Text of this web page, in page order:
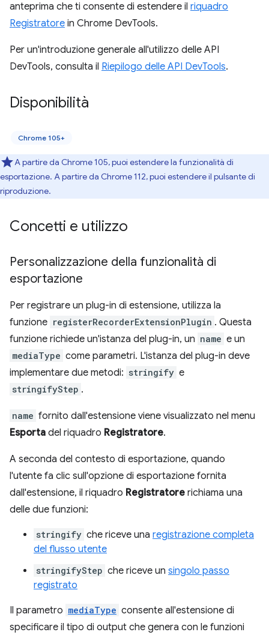
anteprima che ti consente di estendere il riquadro
Registratore in Chrome DevTools.
Per un'introduzione generale all'utilizzo delle API
DevTools, consulta il Riepilogo delle API DevTools.
Disponibilità
Chrome 105+
A partire da Chrome 105, puoi estendere la funzionalità di
esportazione. A partire da Chrome 112, puoi estendere il pulsante di
riproduzione.
Concetti e utilizzo
Personalizzazione della funzionalità di
esportazione
Per registrare un plug-in di estensione, utilizza la
funzione registerRecorderExtensionPlugin . Questa
funzione richiede un'istanza del plug-in, un name e un
mediaType come parametri. L'istanza del plug-in deve
implementare due metodi: stringify e
stringifyStep .
name fornito dall'estensione viene visualizzato nel menu
Esporta del riquadro Registratore.
A seconda del contesto di esportazione, quando
l'utente fa clic sull'opzione di esportazione fornita
dall'estensione, il riquadro Registratore richiama una
delle due funzioni:
stringify che riceve una registrazione completa
del flusso utente
stringifyStep che riceve un singolo passo
registrato
Il parametro mediaType consente all'estensione di
specificare il tipo di output che genera con le funzioni